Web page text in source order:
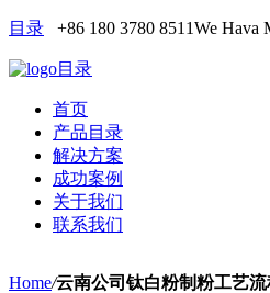
目录 +86 180 3780 8511We Hava
目录
首页
产品目录
解决方案
成功案例
关于我们
联系我们
Home/云南公司钛白粉制粉工艺流